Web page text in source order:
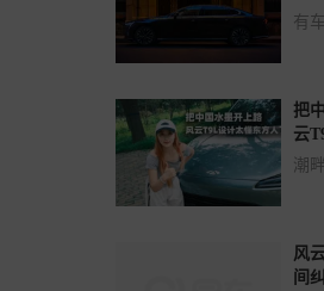
有
把
云
了
潮
风
间